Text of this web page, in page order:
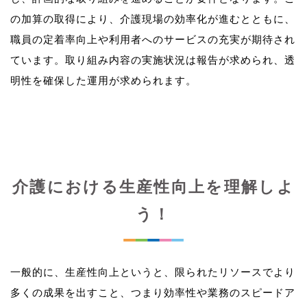
の加算の取得により、介護現場の効率化が進むとともに、
職員の定着率向上や利用者へのサービスの充実が期待され
ています。取り組み内容の実施状況は報告が求められ、透
介護における生産性向上を理解しよ
う！
一般的に、生産性向上というと、限られたリソースでより
多くの成果を出すこと、つまり効率性や業務のスピードア